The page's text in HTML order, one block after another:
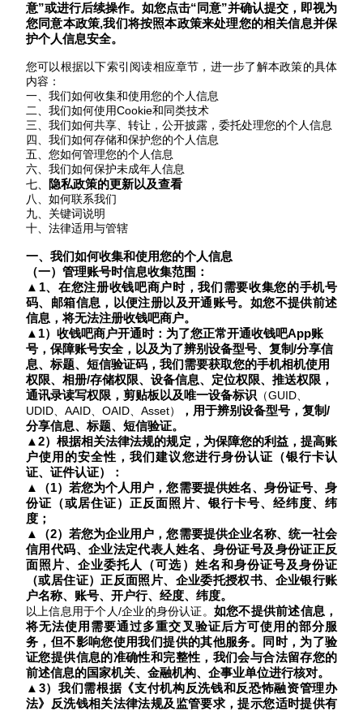
意”或进行后续操作。如您点击“同意”并确认提交，即视为
您同意本政策,我们将按照本政策来处理您的相关信息并保
护个人信息安全。
您可以根据以下索引阅读相应章节，进一步了解本政策的具体
内容：
一、我们如何收集和使用您的个人信息
二、我们如何使用Cookie和同类技术
三、我们如何共享、转让，公开披露，委托处理您的个人信息
四、我们如何存储和保护您的个人信息
五、您如何管理您的个人信息
六、我们如何保护未成年人信息
七、
隐私政策的更新以及查看
八、如何联系我们
九、关键词说明
十、法律适用与管辖
一、我们如何收集和使用您的个人信息
（一） 管理账号时信息收集范围：
▲1、在您注册收钱吧商户时，我们需要收集您的手机号
码、邮箱信息，以便注册以及开通账号。如您不提供前述
信息，将无法注册收钱吧商户。
▲1） 收钱吧商户开通时： 为了您正常开通收钱吧App账
号，保障账号安全， 以及为了辨别设备型号、 复制/分享信
息、标题、短信验证码 ，我们需要获取您的手机相机使用
权限、相册/存储权限、设备信息、定位权限、推送权限 ，
通讯录读写权限 ，剪贴板以及唯一设备标识 （GUID、
UDID
AAID、OAID、Asset） ，用于辨别设备型号，复制/
分享信息、标题、短信验证。
▲2）根据相关法律法规的规定，为保障您的利益，提高账
户使用的安全性，我们建议您进行身份认证（银行卡认
证、证件认证）：
▲（1）若您为个人用户，您需要提供姓名、身份证号、身
份证 （或居住证）正反面照片、银行卡号、 经纬度、纬
度 ；
▲（2）若您为企业用户，您需要提供企业名称、统一社会
信用代码、企业法定代表人姓名、身份证号及身份证正反
面照片、企业委托人（可选）姓名和身份证号及身份证
（或居住证）正反面照片、企业委托授权书、企业银行账
户名称、账号、开户行、 经度、纬度。
以上信息用于个人/企业的身份认证。 如您不提供前述信息，
将无法使用需要通过多重交叉验证后方可使用的部分服
务，但不影响您使用我们提供的其他服务。同时，为了验
证您提供信息的准确性和完整性，我们会与合法留存您的
前述信息的国家机关、金融机构、企事业单位进行核对。
▲3）我们需根据《支付机构反洗钱和反恐怖融资管理办
法》反洗钱相关法律法规及监管要求，提示您适时提供有